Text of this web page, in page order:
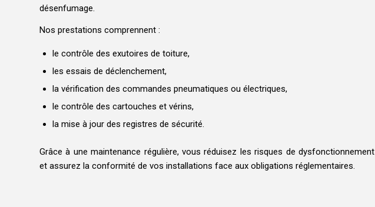
désenfumage.
Nos prestations comprennent :
le contrôle des exutoires de toiture,
les essais de déclenchement,
la vérification des commandes pneumatiques ou électriques,
le contrôle des cartouches et vérins,
la mise à jour des registres de sécurité.
Grâce à une maintenance régulière, vous réduisez les risques de dysfonctionnement
et assurez la conformité de vos installations face aux obligations réglementaires.